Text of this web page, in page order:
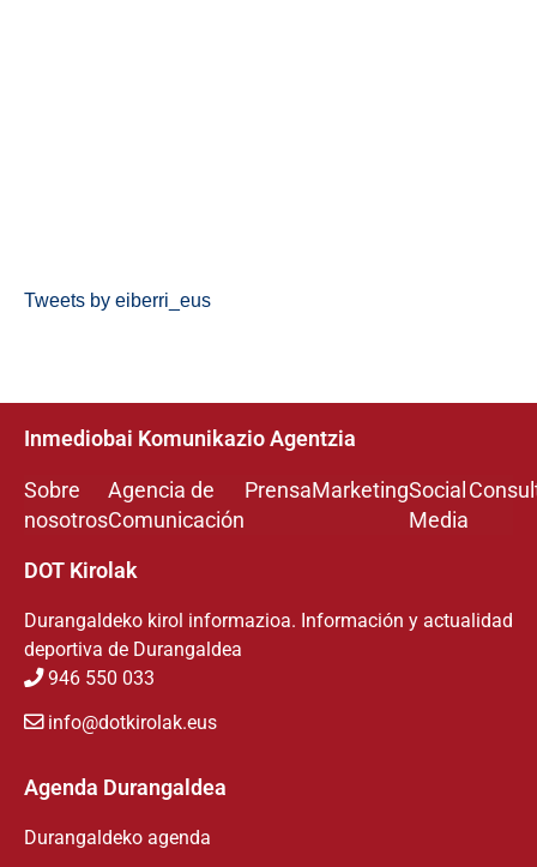
Tweets by eiberri_eus
Inmediobai Komunikazio Agentzia
Sobre
nosotros
Agencia de
Comunicación
PrensaMarketingSocial
Media
DOT Kirolak
Durangaldeko kirol informazioa. Información y actualidad
deportiva de Durangaldea
946 550 033
info@dotkirolak.eus
Agenda Durangaldea
Durangaldeko agenda